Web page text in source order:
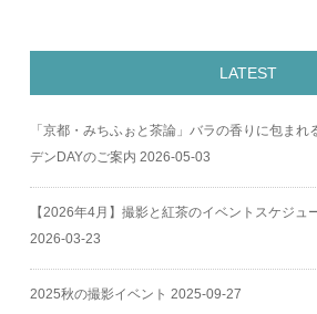
LATEST
「京都・みちふぉと茶論」バラの香りに包まれ
デンDAYのご案内 2026-05-03
【2026年4月】撮影と紅茶のイベントスケジュ
2026-03-23
2025秋の撮影イベント 2025-09-27